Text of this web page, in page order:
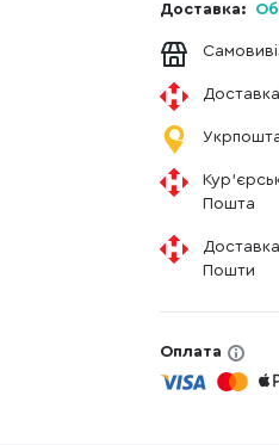
Доставка:
Пошта
Пошти
Оплата